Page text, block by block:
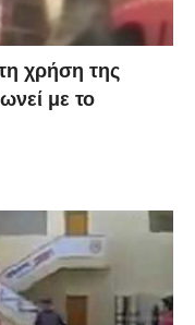
χρήση της
με το